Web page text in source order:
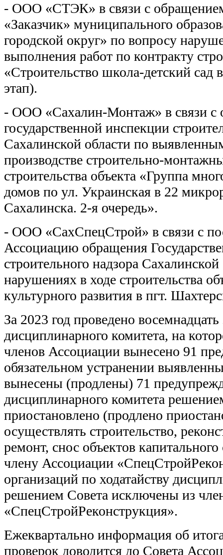
- ООО «СТЭК» в связи с
«Заказчик» муниципального
городской округ» по вопросу
выполнения работ по контракту
«Строительство школа-детский сад
этап).
- ООО «Сахалин-Монтаж» в связи с
государственной инспекции
Сахалинской области по
производстве строительно-
строительства объекта «Группа
домов по ул. Украинская в 22
Сахалинска. 2-я очередь».
- ООО «СахСпецСтрой» в связи с
Ассоциацию обращения
строительного надзора
нарушениях в ходе строительства
культурного развития в пгт.
За 2023 год проведено восемнадцать
дисциплинарного комитета, на
членов Ассоциации вынесено 91
обязательном устранении
вынесены (продлены) 71
дисциплинарного комитета
приостановлено (продлено
осуществлять строительство,
ремонт, снос объектов капитального
члену Ассоциации
организаций по ходатайству
решением Совета исключены из
«СпецСтройРеконструкция».
Ежеквартально информация об
проверок доводится до Совета